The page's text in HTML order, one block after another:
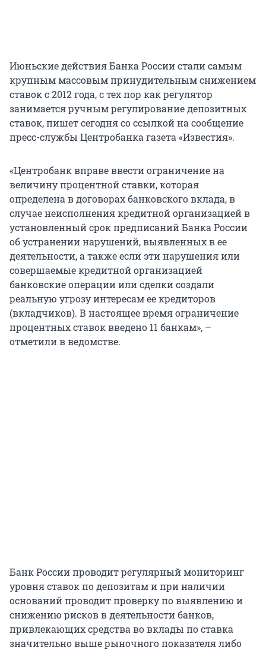
Июньские действия Банка России стали самым
крупным массовым принудительным снижением
ставок с 2012 года, с тех пор как регулятор
занимается ручным регулирование депозитных
ставок, пишет сегодня со ссылкой на сообщение
пресс-службы Центробанка газета «Известия».
«Центробанк вправе ввести ограничение на
величину процентной ставки, которая
определена в договорах банковского вклада, в
случае неисполнения кредитной организацией в
установленный срок предписаний Банка России
об устранении нарушений, выявленных в ее
деятельности, а также если эти нарушения или
совершаемые кредитной организацией
банковские операции или сделки создали
реальную угрозу интересам ее кредиторов
(вкладчиков). В настоящее время ограничение
процентных ставок введено 11 банкам», –
отметили в ведомстве.
Банк России проводит регулярный мониторинг
уровня ставок по депозитам и при наличии
оснований проводит проверку по выявлению и
снижению рисков в деятельности банков,
привлекающих средства во вклады по ставка
значительно выше рыночного показателя либо